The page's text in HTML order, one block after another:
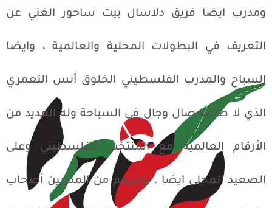
ومدرب ايضا فريق دلاسال بيت ساحور الغني عن
التعريف في البطولات المحلية والعالمية ، وايضا
السباح والمدرب الفلسطيني الخلوق أنس التعمري
الذي لا طالما صال وجال في السباحة وله العديد من
الأرقام العالمية مع المنتخب الفلسطيني وعلى
الصعيد المحلي ايضا ، وغيرهم من المدربين أصحاب